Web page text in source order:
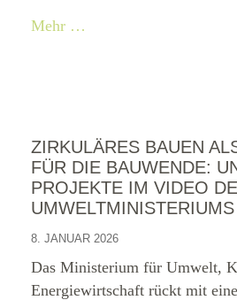
Mehr …
ZIRKULÄRES BAUEN
FÜR DIE BAUWENDE:
PROJEKTE IM VIDEO
UMWELTMINISTERIUMS
8. JANUAR 2026
Das Ministerium für Umwelt,
Energiewirtschaft rückt mit